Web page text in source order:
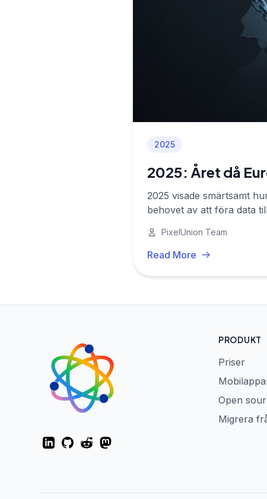
2025
2025: Året då
2025 visade smärtsamt
behovet av att föra data
PixelUnion Team
Read More
LinkedInGitHubRedditMastodon
PRODUKT
Priser
Open
Migrera